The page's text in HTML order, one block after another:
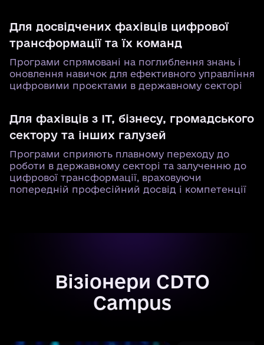
Для досвідчених фахівців цифрової
трансформації та їх команд
Програми спрямовані на поглиблення знань і
оновлення навичок для ефективного управління
цифровими проєктами в державному секторі
Для фахівців з ІТ, бізнесу, громадського
сектору та інших галузей
Програми сприяють плавному переходу до
роботи в державному секторі та залученню до
цифрової трансформації, враховуючи
попередній професійний досвід і компетенції
Візіонери CDTO
Campus